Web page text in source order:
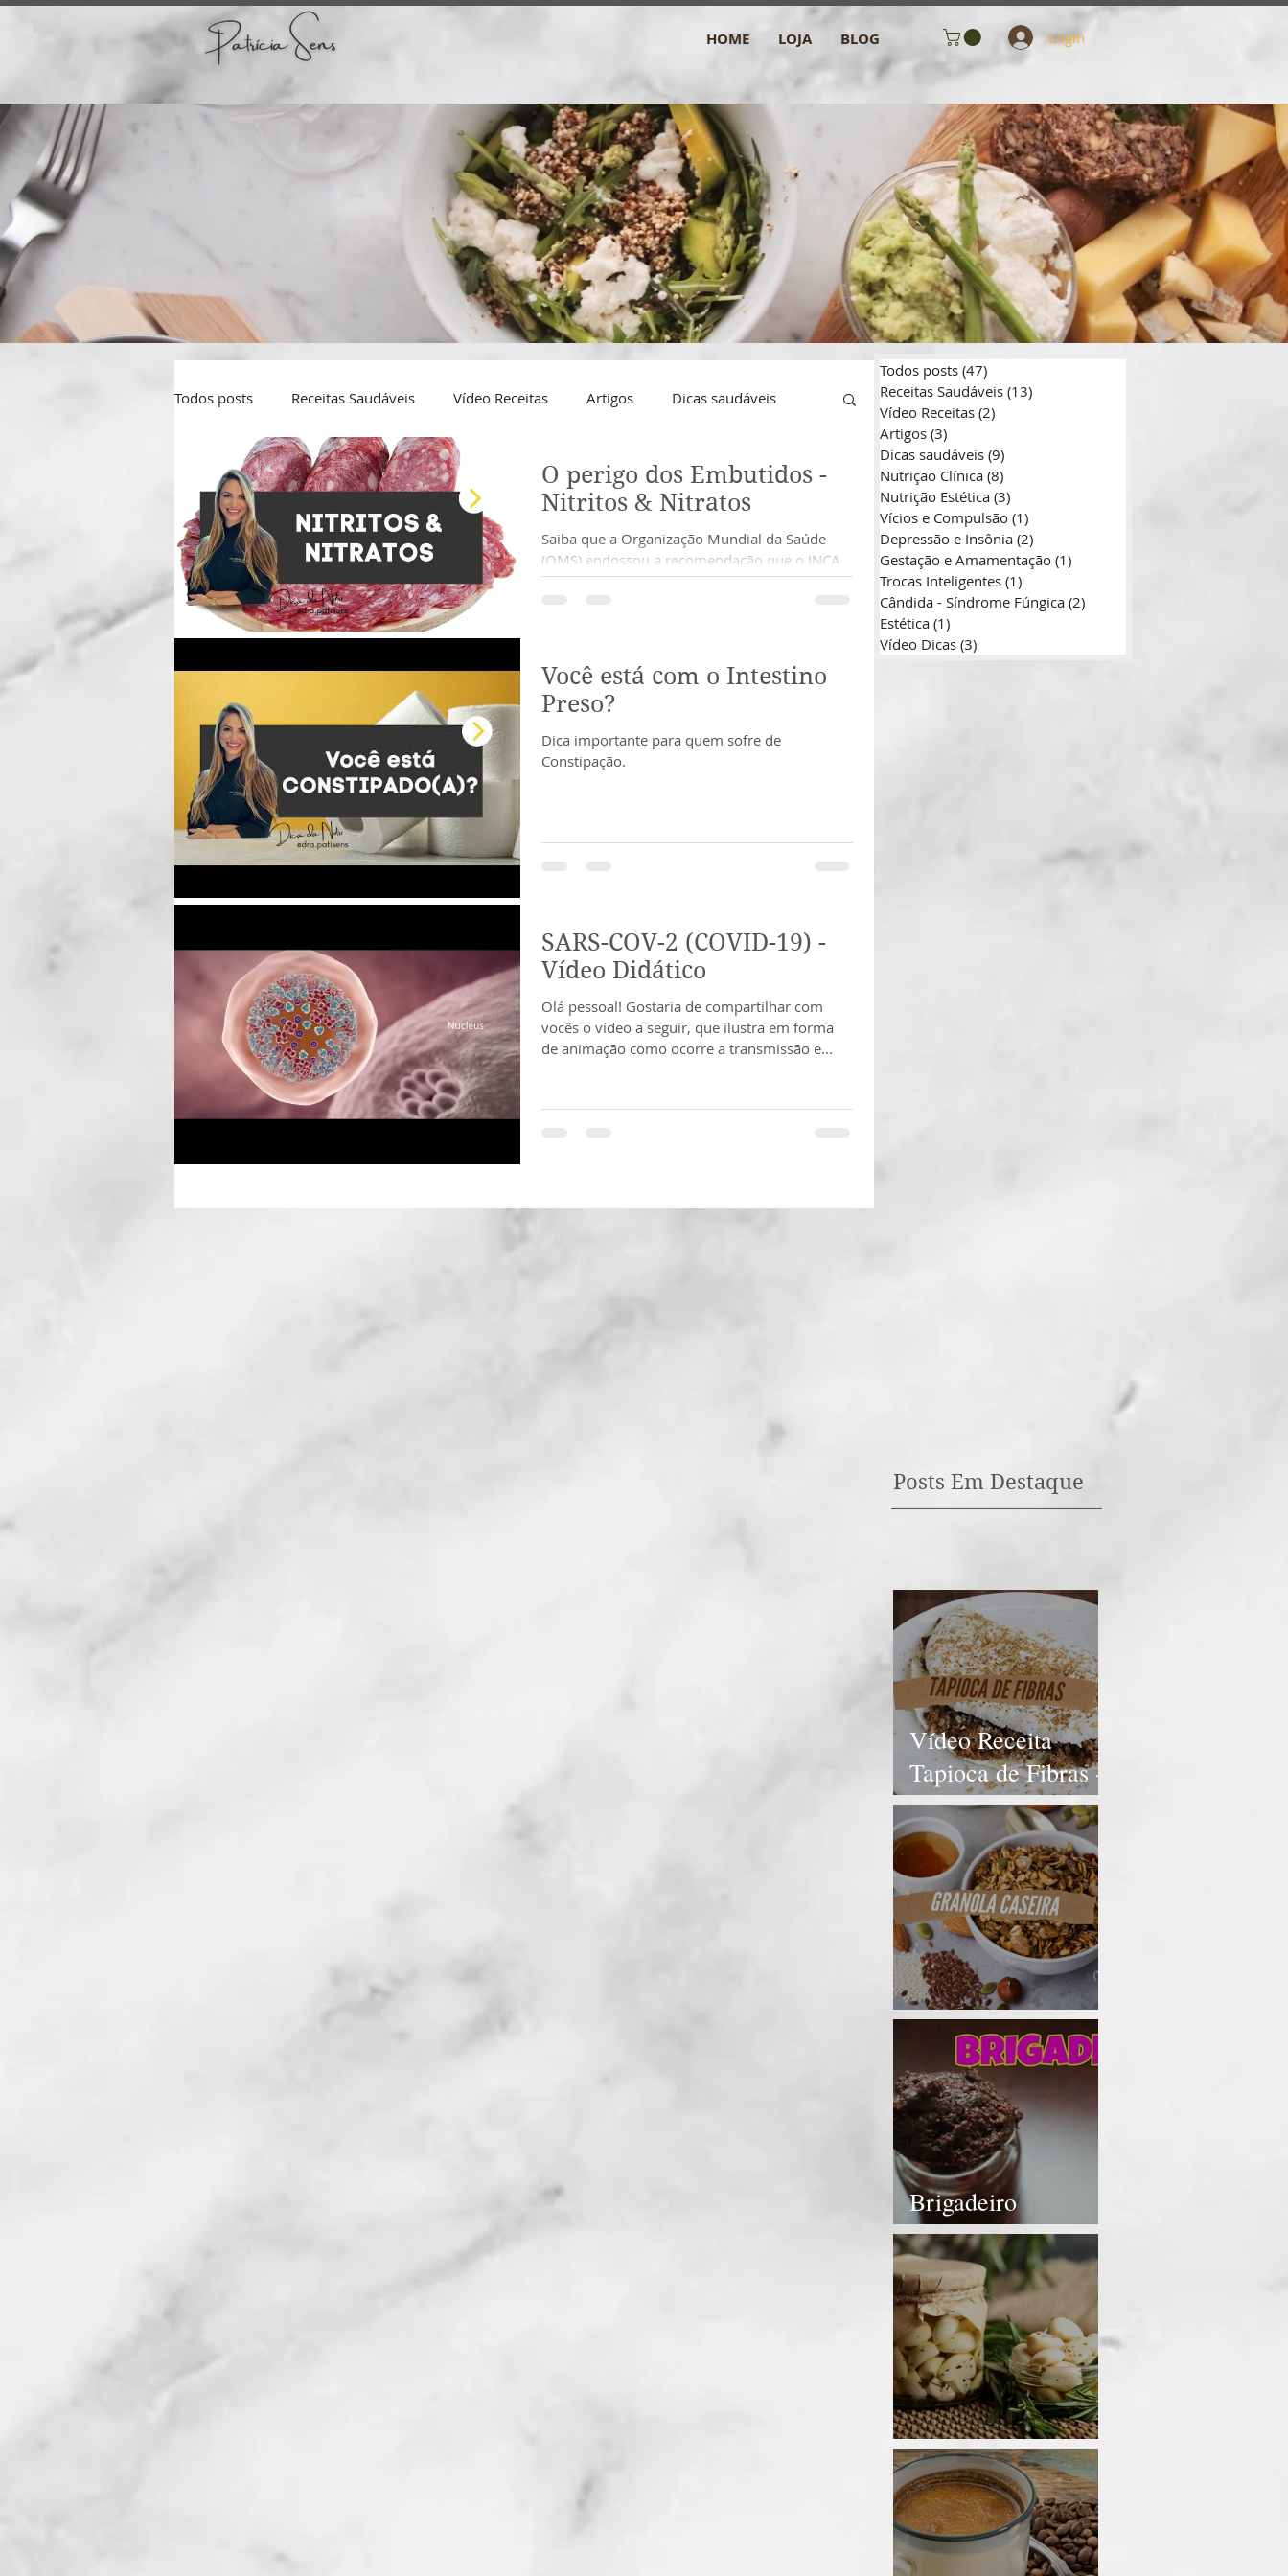
HOME LOJA BLOG Login
Todos posts Receitas Saudáveis Vídeo Receitas Artigos Dicas saudáveis
Nutrição Clínica Nutrição Estética Vícios e Compulsão Depressão e Insônia
Gestação e Amamentação Trocas Inteligentes Cândida - Síndrome Fúngica
Estética Vídeo Dicas
O perigo dos Embutidos -
Nitritos & Nitratos
Saiba que a Organização Mundial da Saúde
(OMS) endossou a recomendação que o INCA
faz desde 2007 de: “Não ingerir carnes
Você está com o Intestino
Preso?
Dica importante para quem sofre de
Constipação.
SARS-COV-2 (COVID-19) -
Vídeo Didático
Olá pessoal! Gostaria de compartilhar com
vocês o vídeo a seguir, que ilustra em forma
de animação como ocorre a transmissão e...
Todos posts (47)
Receitas Saudáveis (13)
Vídeo Receitas (2)
Artigos (3)
Dicas saudáveis (9)
Nutrição Clínica (8)
Nutrição Estética (3)
Vícios e Compulsão (1)
Depressão e Insônia (2)
Gestação e Amamentação (1)
Trocas Inteligentes (1)
Cândida - Síndrome Fúngica (2)
Estética (1)
Vídeo Dicas (3)
Posts Em Destaque
Vídeo Receita
Tapioca de Fibras -
rápido e fácil.
Granola Caseira
Brigadeiro
funcional
Azeite de Alho